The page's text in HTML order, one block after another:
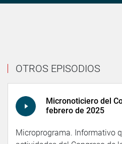
OTROS EPISODIOS
Micronoticiero del
febrero de 2025
Microprograma. Informativo